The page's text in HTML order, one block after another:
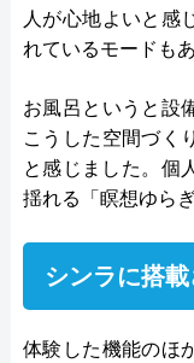
人が心地よいと感
れているモードも
お風呂というと設
こうした空間づく
と感じました。個
揺れる「瞑想ゆら
シンラに搭
体験した機能のほ